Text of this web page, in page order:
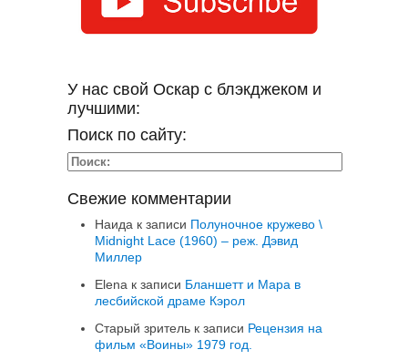
У нас свой Оскар с блэкджеком и
лучшими:
Поиск по сайту:
Свежие комментарии
Наида к записи Полуночное кружево \
Midnight Lace (1960) – реж. Дэвид
Миллер
Elena к записи Бланшетт и Мара в
лесбийской драме Кэрол
Старый зритель к записи Рецензия на
фильм «Воины» 1979 год.